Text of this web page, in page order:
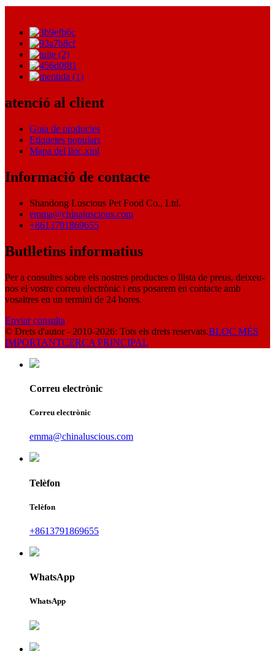
atenció al client
Guia de productes
Etiquetes populars
Mapa del lloc.xml
Informació de contacte
Shandong Luscious Pet Food Co., Ltd.
emma@chinaluscious.com
+8613791869655
Butlletins informatius
Per a consultes sobre els nostres productes o llista de preus, deixeu-
nos el vostre correu electrònic i ens posarem en contacte amb
vosaltres en un termini de 24 hores.
Enviar consulta
© Drets d'autor - 2010-2026: Tots els drets reservats.BLOC MÉS
IMPORTANTCERCA PRINCIPAL
Correu electrònic
Correu electrònic
emma@chinaluscious.com
Telèfon
Telèfon
+8613791869655
WhatsApp
WhatsApp